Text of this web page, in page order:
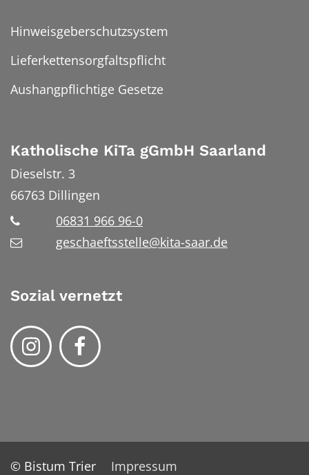
Hinweisgeberschutzsystem
Lieferkettensorgfaltspflicht
Aushangpflichtige Gesetze
Katholische KiTa gGmbH Saarland
Dieselstr. 3
66763 Dillingen
06831 966 96-0
geschaeftsstelle@kita-saar.de
Sozial vernetzt
© Bistum Trier
Impressum